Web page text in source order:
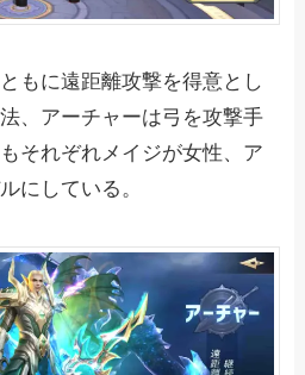
もに遠距離攻撃を得意とし
、アーチャーは弓を攻撃手
それぞれメイジが女性、ア
にしている。